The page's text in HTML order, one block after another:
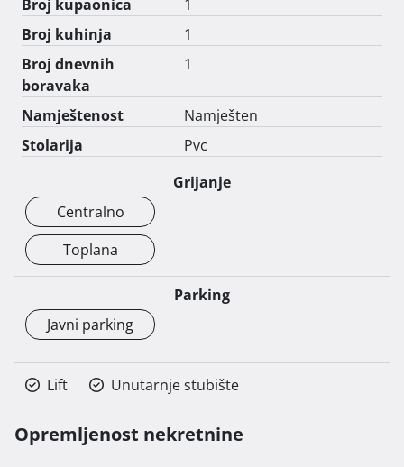
ambulanta sve je na dohvat ruke
Papiri uredni.
Ponavljam stan je nedavno kompletno renoviran i
adaptiran sve je novo
Stan za poželjeti
Mali funkcionalan stan
Moguć je dogovor oko namještaja
Zvati na 098315663 ili porukom na taj broj
Broj kupaonica
1
Broj kuhinja
1
Broj dnevnih
boravaka
1
Namještenost
Namješten
Stolarija
Pvc
Grijanje
Centralno
Toplana
Parking
Javni parking
Lift Unutarnje stubište
Opremljenost nekretnine